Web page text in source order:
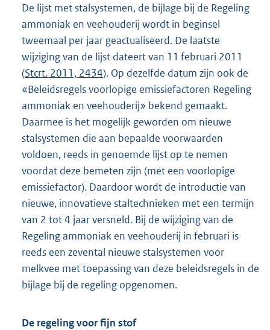
De lijst met stalsystemen, de bijlage bij de Regeling
ammoniak en veehouderij wordt in beginsel
tweemaal per jaar geactualiseerd. De laatste
wijziging van de lijst dateert van 11 februari 2011
(Stcrt. 2011, 2434). Op dezelfde datum zijn ook de
«Beleidsregels voorlopige emissiefactoren Regeling
ammoniak en veehouderij» bekend gemaakt.
Daarmee is het mogelijk geworden om nieuwe
stalsystemen die aan bepaalde voorwaarden
voldoen, reeds in genoemde lijst op te nemen
voordat deze bemeten zijn (met een voorlopige
emissiefactor). Daardoor wordt de introductie van
nieuwe, innovatieve staltechnieken met een termijn
van 2 tot 4 jaar versneld. Bij de wijziging van de
Regeling ammoniak en veehouderij in februari is
reeds een zevental nieuwe stalsystemen voor
melkvee met toepassing van deze beleidsregels in de
bijlage bij de regeling opgenomen.
De regeling voor fijn stof